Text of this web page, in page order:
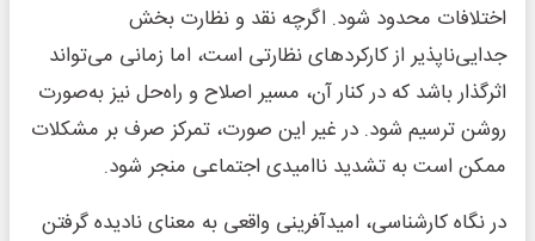
اختلافات محدود شود. اگرچه نقد و نظارت بخش
جدایی‌ناپذیر از کارکردهای نظارتی است، اما زمانی می‌تواند
اثرگذار باشد که در کنار آن، مسیر اصلاح و راه‌حل نیز به‌صورت
روشن ترسیم شود. در غیر این صورت، تمرکز صرف بر مشکلات
ممکن است به تشدید ناامیدی اجتماعی منجر شود.
در نگاه کارشناسی، امیدآفرینی واقعی به معنای نادیده گرفتن